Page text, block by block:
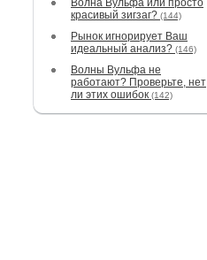
Волна Вульфа или просто
красивый зигзаг? (144)
Рынок игнорирует Ваш
идеальный анализ? (146)
Волны Вульфа не
работают? Проверьте, нет
ли этих ошибок (142)